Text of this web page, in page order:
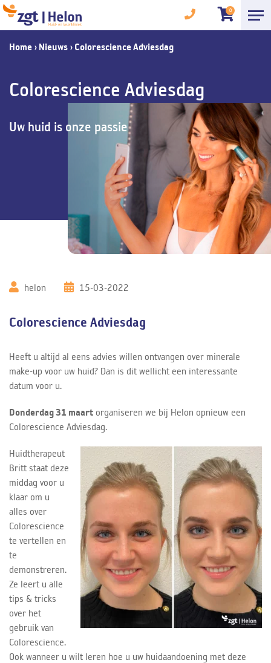
0
Home › Nieuws › Colorescience Adviesdag
Colorescience Adviesdag
Uw huid is onze passie
helon 15-03-2022
Colorescience Adviesdag
Heeft u altijd al eens advies willen ontvangen over minerale
make-up voor uw huid? Dan is dit wellicht een interessante
datum voor u.
Donderdag 31 maart organiseren we bij Helon opnieuw een
Colorescience Adviesdag.
Huidtherapeut
Britt staat deze
middag voor u
klaar om u
alles over
Colorescience
te vertellen en
te
demonstreren.
Ze leert u alle
tips & tricks
over het
gebruik van
Colorescience.
Ook wanneer u wilt leren hoe u uw huidaandoening met deze